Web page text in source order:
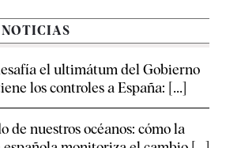
el ultimátum del Gobierno
los controles a España: [...]
de nuestros océanos: cómo la